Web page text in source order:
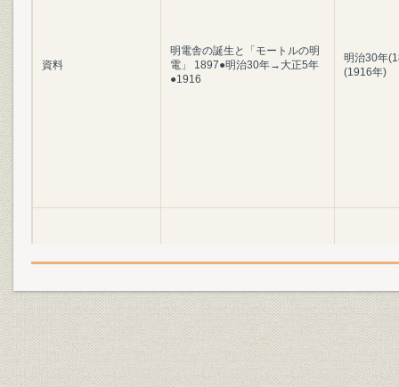
資料
明電舎の誕生と「モートルの明
電」 1897●明治30年→大正5年
●1916
明治30年
(1916年)
設備
明電舎の誕生と「モートルの明
電」 1897●明治30年→大正5年
●1916
大正2年
年)